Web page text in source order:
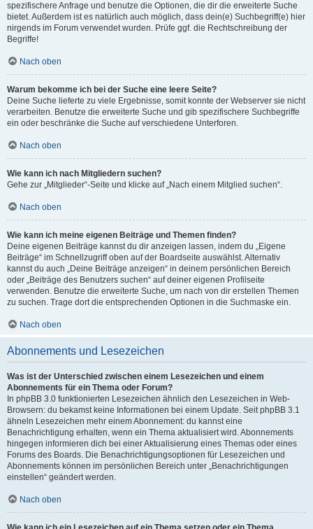
spezifischere Anfrage und benutze die Optionen, die dir die erweiterte Suche
bietet. Außerdem ist es natürlich auch möglich, dass dein(e) Suchbegriff(e) hier
nirgends im Forum verwendet wurden. Prüfe ggf. die Rechtschreibung der
Begriffe!
Nach oben
Warum bekomme ich bei der Suche eine leere Seite?
Deine Suche lieferte zu viele Ergebnisse, somit konnte der Webserver sie nicht
verarbeiten. Benutze die erweiterte Suche und gib spezifischere Suchbegriffe
ein oder beschränke die Suche auf verschiedene Unterforen.
Nach oben
Wie kann ich nach Mitgliedern suchen?
Gehe zur „Mitglieder“-Seite und klicke auf „Nach einem Mitglied suchen“.
Nach oben
Wie kann ich meine eigenen Beiträge und Themen finden?
Deine eigenen Beiträge kannst du dir anzeigen lassen, indem du „Eigene
Beiträge“ im Schnellzugriff oben auf der Boardseite auswählst. Alternativ
kannst du auch „Deine Beiträge anzeigen“ in deinem persönlichen Bereich
oder „Beiträge des Benutzers suchen“ auf deiner eigenen Profilseite
verwenden. Benutze die erweiterte Suche, um nach von dir erstellen Themen
zu suchen. Trage dort die entsprechenden Optionen in die Suchmaske ein.
Nach oben
Abonnements und Lesezeichen
Was ist der Unterschied zwischen einem Lesezeichen und einem
Abonnements für ein Thema oder Forum?
In phpBB 3.0 funktionierten Lesezeichen ähnlich den Lesezeichen in Web-
Browsern: du bekamst keine Informationen bei einem Update. Seit phpBB 3.1
ähneln Lesezeichen mehr einem Abonnement: du kannst eine
Benachrichtigung erhalten, wenn ein Thema aktualisiert wird. Abonnements
hingegen informieren dich bei einer Aktualisierung eines Themas oder eines
Forums des Boards. Die Benachrichtigungsoptionen für Lesezeichen und
Abonnements können im persönlichen Bereich unter „Benachrichtigungen
einstellen“ geändert werden.
Nach oben